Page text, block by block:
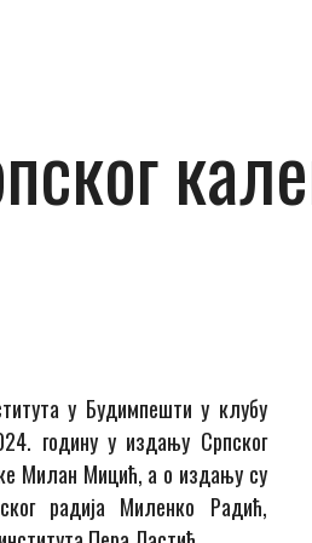
у Будимпешти у клубу
годину у издању Српског
Милан Мицић, а о издању су
радија Миленко Радић,